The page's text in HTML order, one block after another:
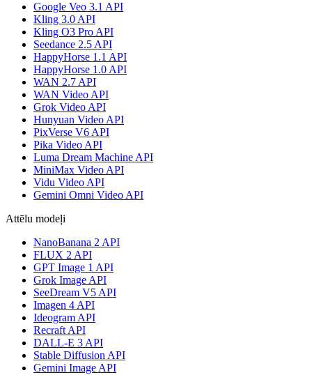
Google Veo 3.1 API
Kling 3.0 API
Kling O3 Pro API
Seedance 2.5 API
HappyHorse 1.1 API
HappyHorse 1.0 API
WAN 2.7 API
WAN Video API
Grok Video API
Hunyuan Video API
PixVerse V6 API
Pika Video API
Luma Dream Machine API
MiniMax Video API
Vidu Video API
Gemini Omni Video API
Attēlu modeļi
NanoBanana 2 API
FLUX 2 API
GPT Image 1 API
Grok Image API
SeeDream V5 API
Imagen 4 API
Ideogram API
Recraft API
DALL-E 3 API
Stable Diffusion API
Gemini Image API